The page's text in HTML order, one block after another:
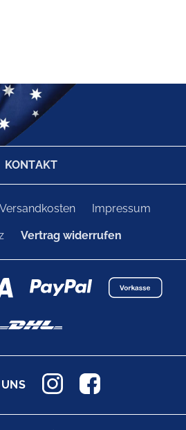
KONTAKT
Versandkosten Impressum
Vertrag widerrufen